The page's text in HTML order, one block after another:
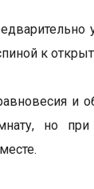
к
и
но